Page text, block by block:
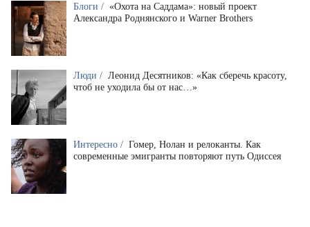
Блоги / «Охота на Саддама»: новый проект
Александра Роднянского и Warner Brothers
Люди / Леонид Десятников: «Как сберечь красоту,
чтоб не уходила бы от нас…»
Интересно / Гомер, Нолан и релоканты. Как
современные эмигранты повторяют путь Одиссея